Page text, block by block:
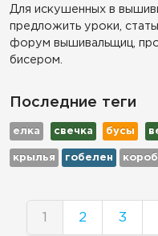
Для искушенных в
предложить уроки,
форум вышивальщиц,
бисером.
Последние теги
елка свечка бусы
крылья гобелен
1 2 3